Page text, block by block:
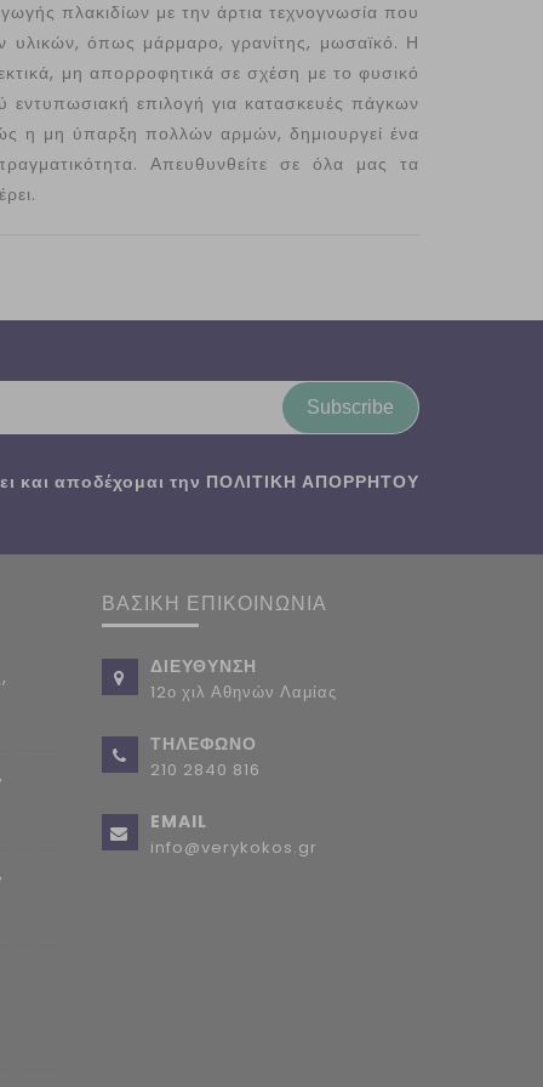
πλακιδίων με την άρτια τεχνογνωσία που
υλικών, όπως μάρμαρο, γρανίτης, μωσαϊκό. Η
μη απορροφητικά σε σχέση με το φυσικό
επιλογή για κατασκευές πάγκων
η μη ύπαρξη πολλών αρμών, δημιουργεί ένα
Απευθυνθείτε σε όλα μας τα
Subscribe
και αποδέχομαι την ΠΟΛΙΤΙΚΗ ΑΠΟΡΡΗΤΟΥ
ΒΑΣΙΚΗ ΕΠΙΚΟΙΝΩΝΙΑ
ΔΙΕΥΘΥΝΣΗ
12ο χιλ Αθηνών Λαμίας
ΤΗΛΕΦΩΝΟ
210 2840 816
EMAIL
info@verykokos.gr